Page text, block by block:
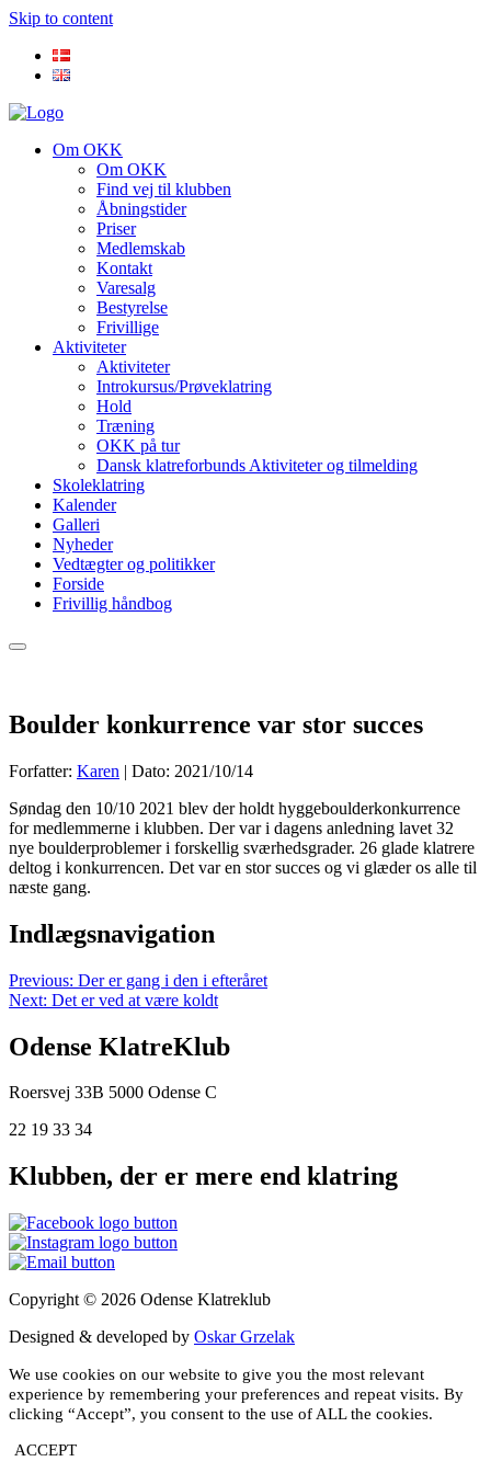
Skip to content
Om OKK
Om OKK
Find vej til klubben
Åbningstider
Priser
Medlemskab
Kontakt
Varesalg
Bestyrelse
Frivillige
Aktiviteter
Aktiviteter
Introkursus/Prøveklatring
Hold
Træning
OKK på tur
Dansk klatreforbunds Aktiviteter og tilmelding
Skoleklatring
Kalender
Galleri
Nyheder
Vedtægter og politikker
Forside
Frivillig håndbog
Boulder konkurrence var stor succes
Forfatter: Karen | Dato: 2021/10/14
Søndag den 10/10 2021 blev der holdt hyggeboulderkonkurrence
for medlemmerne i klubben. Der var i dagens anledning lavet 32
nye boulderproblemer i forskellig sværhedsgrader. 26 glade klatrere
deltog i konkurrencen. Det var en stor succes og vi glæder os alle til
næste gang.
Indlægsnavigation
Previous: Der er gang i den i efteråret
Next: Det er ved at være koldt
Odense KlatreKlub
Roersvej 33B 5000 Odense C
22 19 33 34
Klubben, der er mere end klatring
Copyright © 2026 Odense Klatreklub
Designed & developed by Oskar Grzelak
We use cookies on our website to give you the most relevant
experience by remembering your preferences and repeat visits. By
clicking “Accept”, you consent to the use of ALL the cookies.
ACCEPT